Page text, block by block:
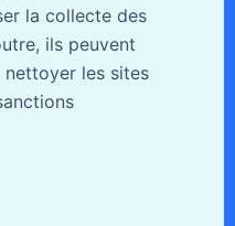
la collecte des
ils peuvent
les sites